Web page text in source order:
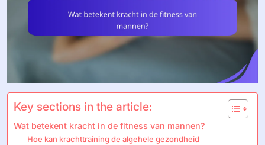
Key sections in the article:
Wat betekent kracht in de fitness van mannen?
Hoe kan krachttraining de algehele gezondheid